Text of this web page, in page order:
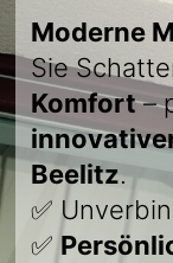
Moderne
Sie
Komfort–
Beelitz.
✅
✅